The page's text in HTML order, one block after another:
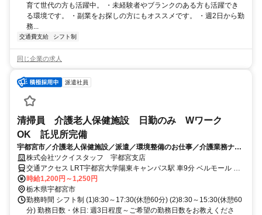
育て世代の方も活躍中。 ・未経験者やブランクのある方も活躍でき
る環境です。 ・副業をお探しの方にもオススメです。 ・週2日から勤
務...
交通費支給 シフト制
同じ企業の求人
派遣社員
清掃員 介護老人保健施設 日勤のみ Wワーク
OK 託児所完備
宇都宮市／介護老人保健施設／派遣／環境整備のお仕事／介護業務ナシ
／職場見学歓迎 無資格OK/6045_257246
株式会社ツクイスタッフ 宇都宮支店
交通アクセス LRT宇都宮大学陽東キャンパス駅 車9分 ベルモール 車
10分 JR線宇都宮駅 東口車20分
時給1,200円～1,250円
栃木県宇都宮市
勤務時間 シフト制 (1)8:30～17:30(休憩60分) (2)8:30～15:30(休憩60
分) 勤務日数・休日: 週3日程度～ご希望の勤務日数をお教えくださ